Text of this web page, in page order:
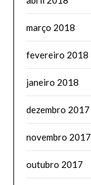
março 2018
fevereiro 2018
janeiro 2018
dezembro 2017
novembro 2017
outubro 2017